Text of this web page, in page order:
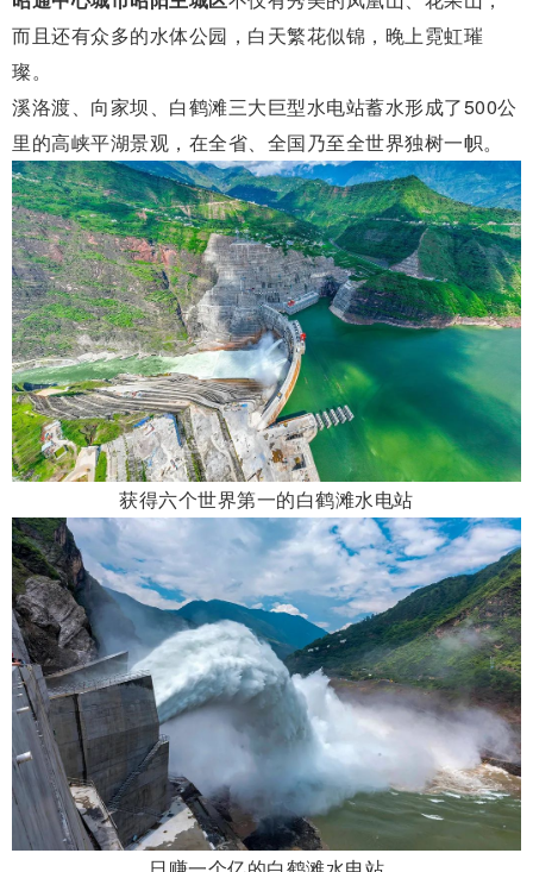
而且还有众多的水体公园，白天繁花似锦，晚上霓虹璀
璨。
溪洛渡、向家坝、白鹤滩三大巨型水电站蓄水形成了500公
里的高峡平湖景观，在全省、全国乃至全世界独树一帜。
获得六个世界第一的白鹤滩水电站